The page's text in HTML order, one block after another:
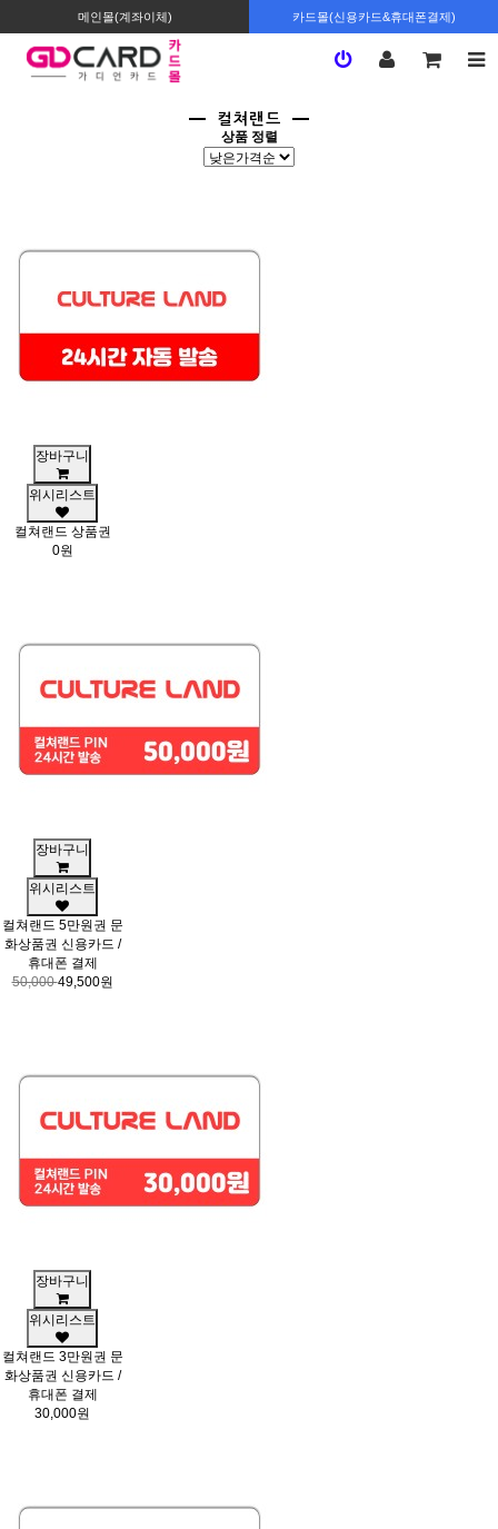
메인몰(계좌이체) 카드몰(신용카드&휴대폰결제)
컬쳐랜드
상품 정렬
장바구니
위시리스트
컬쳐랜드 상품권
0원
장바구니
위시리스트
컬쳐랜드 5만원권 문
화상품권 신용카드 /
휴대폰 결제
50,00049,500원
장바구니
위시리스트
컬쳐랜드 3만원권 문
화상품권 신용카드 /
휴대폰 결제
30,000원